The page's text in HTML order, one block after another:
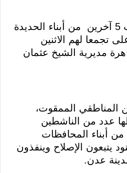
وكان قد قتل 2 وأصيب 5 آخرين من أبناء الحديدة
على تجمعا لهم الاثنين
مديرية الشيخ عثمان
المناطقي الممقوت،
عدد من الناشطين
من أبناء المحافظات
يتبعون الإصلاح وينفذون
عدن.